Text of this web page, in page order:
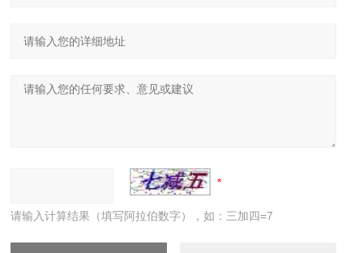
请输入计算结果（填写阿拉伯数字），如：三加四=7